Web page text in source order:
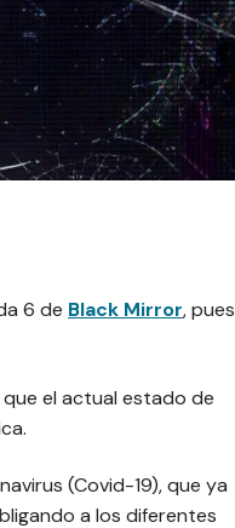
6 de Black Mirror, pues
que el actual estado de
(Covid-19), que ya
a los diferentes